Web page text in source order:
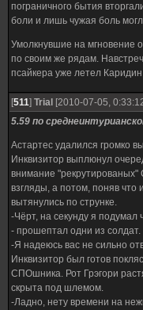
пограничного бытия
боли и лишь чужая боль
Умолкнувшие на мгновение
по своим же рядам.
псайкера уже летел Каридин
[511] Trial [2010-07-05,
5.59 по
Астартес удалился громко
Инквизитор выплюнул
внимание
взгляды, а потом, поняв что
вытянулись по струнке.
-Чёрт, на секунду я подумал
- прошептал одни из солдат.
-Я надеюсь вас не сильно
Инквизитор был готов
СПОшника. Рот Грэгори
скрыта под шлемом.
-Ладно, нету времени на